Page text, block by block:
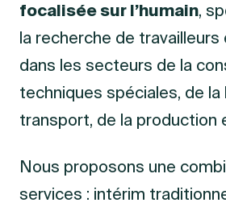
focalisée sur l’humain,
la recherche de travailleurs
dans les secteurs de la
techniques spéciales, de la
transport, de la production
Nous proposons une
services : intérim